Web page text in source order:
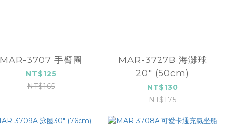
MAR-3707 手臂圈
NT$125
NT$165
MAR-3727B 海灘球
20" (50cm)
NT$130
NT$175